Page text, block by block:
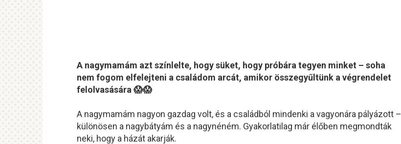
A nagymamám azt színlelte, hogy süket, hogy próbára tegyen minket – soha
nem fogom elfelejteni a családom arcát, amikor összegyűltünk a végrendelet
felolvasására 😱😱
A nagymamám nagyon gazdag volt, és a családból mindenki a vagyonára pályázott –
különösen a nagybátyám és a nagynéném. Gyakorlatilag már élőben megmondták
neki, hogy a házát akarják.